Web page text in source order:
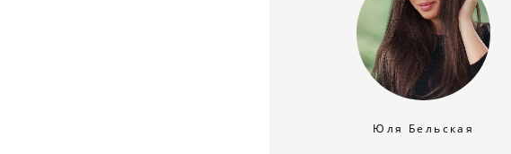
Юля Бельская